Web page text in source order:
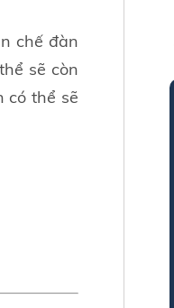
chế đàn
sẽ còn
có thể sẽ